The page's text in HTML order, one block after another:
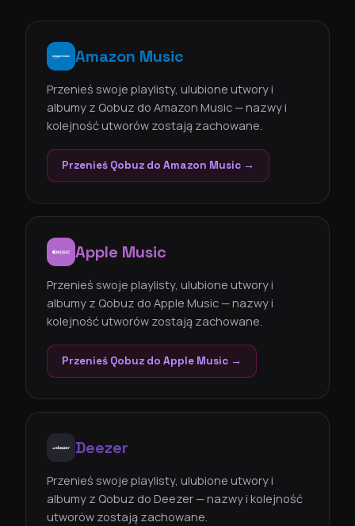
Amazon Music
Przenieś swoje playlisty, ulubione utwory i
albumy z Qobuz do Amazon Music — nazwy i
kolejność utworów zostają zachowane.
Przenieś Qobuz do Amazon Music →
Apple Music
Przenieś swoje playlisty, ulubione utwory i
albumy z Qobuz do Apple Music — nazwy i
kolejność utworów zostają zachowane.
Przenieś Qobuz do Apple Music →
Deezer
Przenieś swoje playlisty, ulubione utwory i
albumy z Qobuz do Deezer — nazwy i kolejność
utworów zostają zachowane.